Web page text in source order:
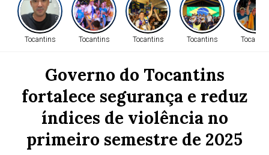
Tocantins Tocantins Tocantins Tocantins
Governo do Tocantins
fortalece segurança e reduz
índices de violência no
primeiro semestre de 2025